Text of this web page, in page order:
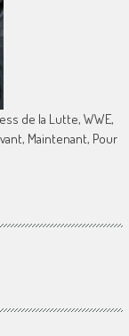
de la Lutte, WWE,
Maintenant, Pour